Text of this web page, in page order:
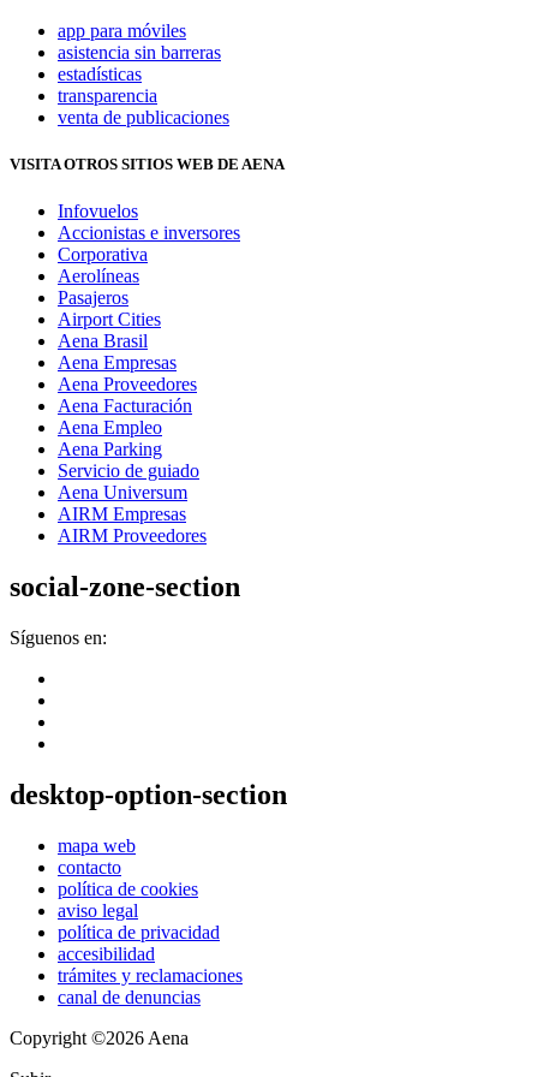
app para móviles
asistencia sin barreras
estadísticas
transparencia
venta de publicaciones
VISITA OTROS SITIOS WEB DE AENA
Infovuelos
Accionistas e inversores
Corporativa
Aerolíneas
Pasajeros
Airport Cities
Aena Brasil
Aena Empresas
Aena Proveedores
Aena Facturación
Aena Empleo
Aena Parking
Servicio de guiado
Aena Universum
AIRM Empresas
AIRM Proveedores
social-zone-section
Síguenos en:
desktop-option-section
mapa web
contacto
política de cookies
aviso legal
política de privacidad
accesibilidad
trámites y reclamaciones
canal de denuncias
Copyright ©2026 Aena